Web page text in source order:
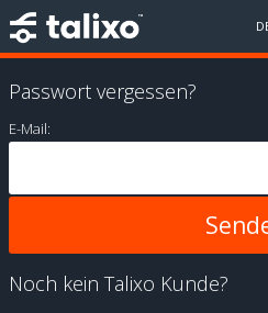
Passwort vergessen?
E-Mail:
Noch kein Talixo Kunde?